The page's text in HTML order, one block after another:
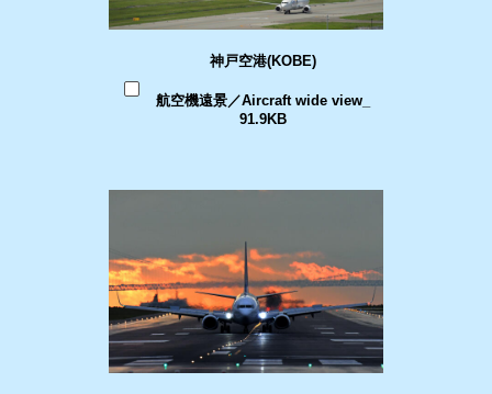
神戸空港(KOBE)
航空機遠景／Aircraft wide view_
91.9KB